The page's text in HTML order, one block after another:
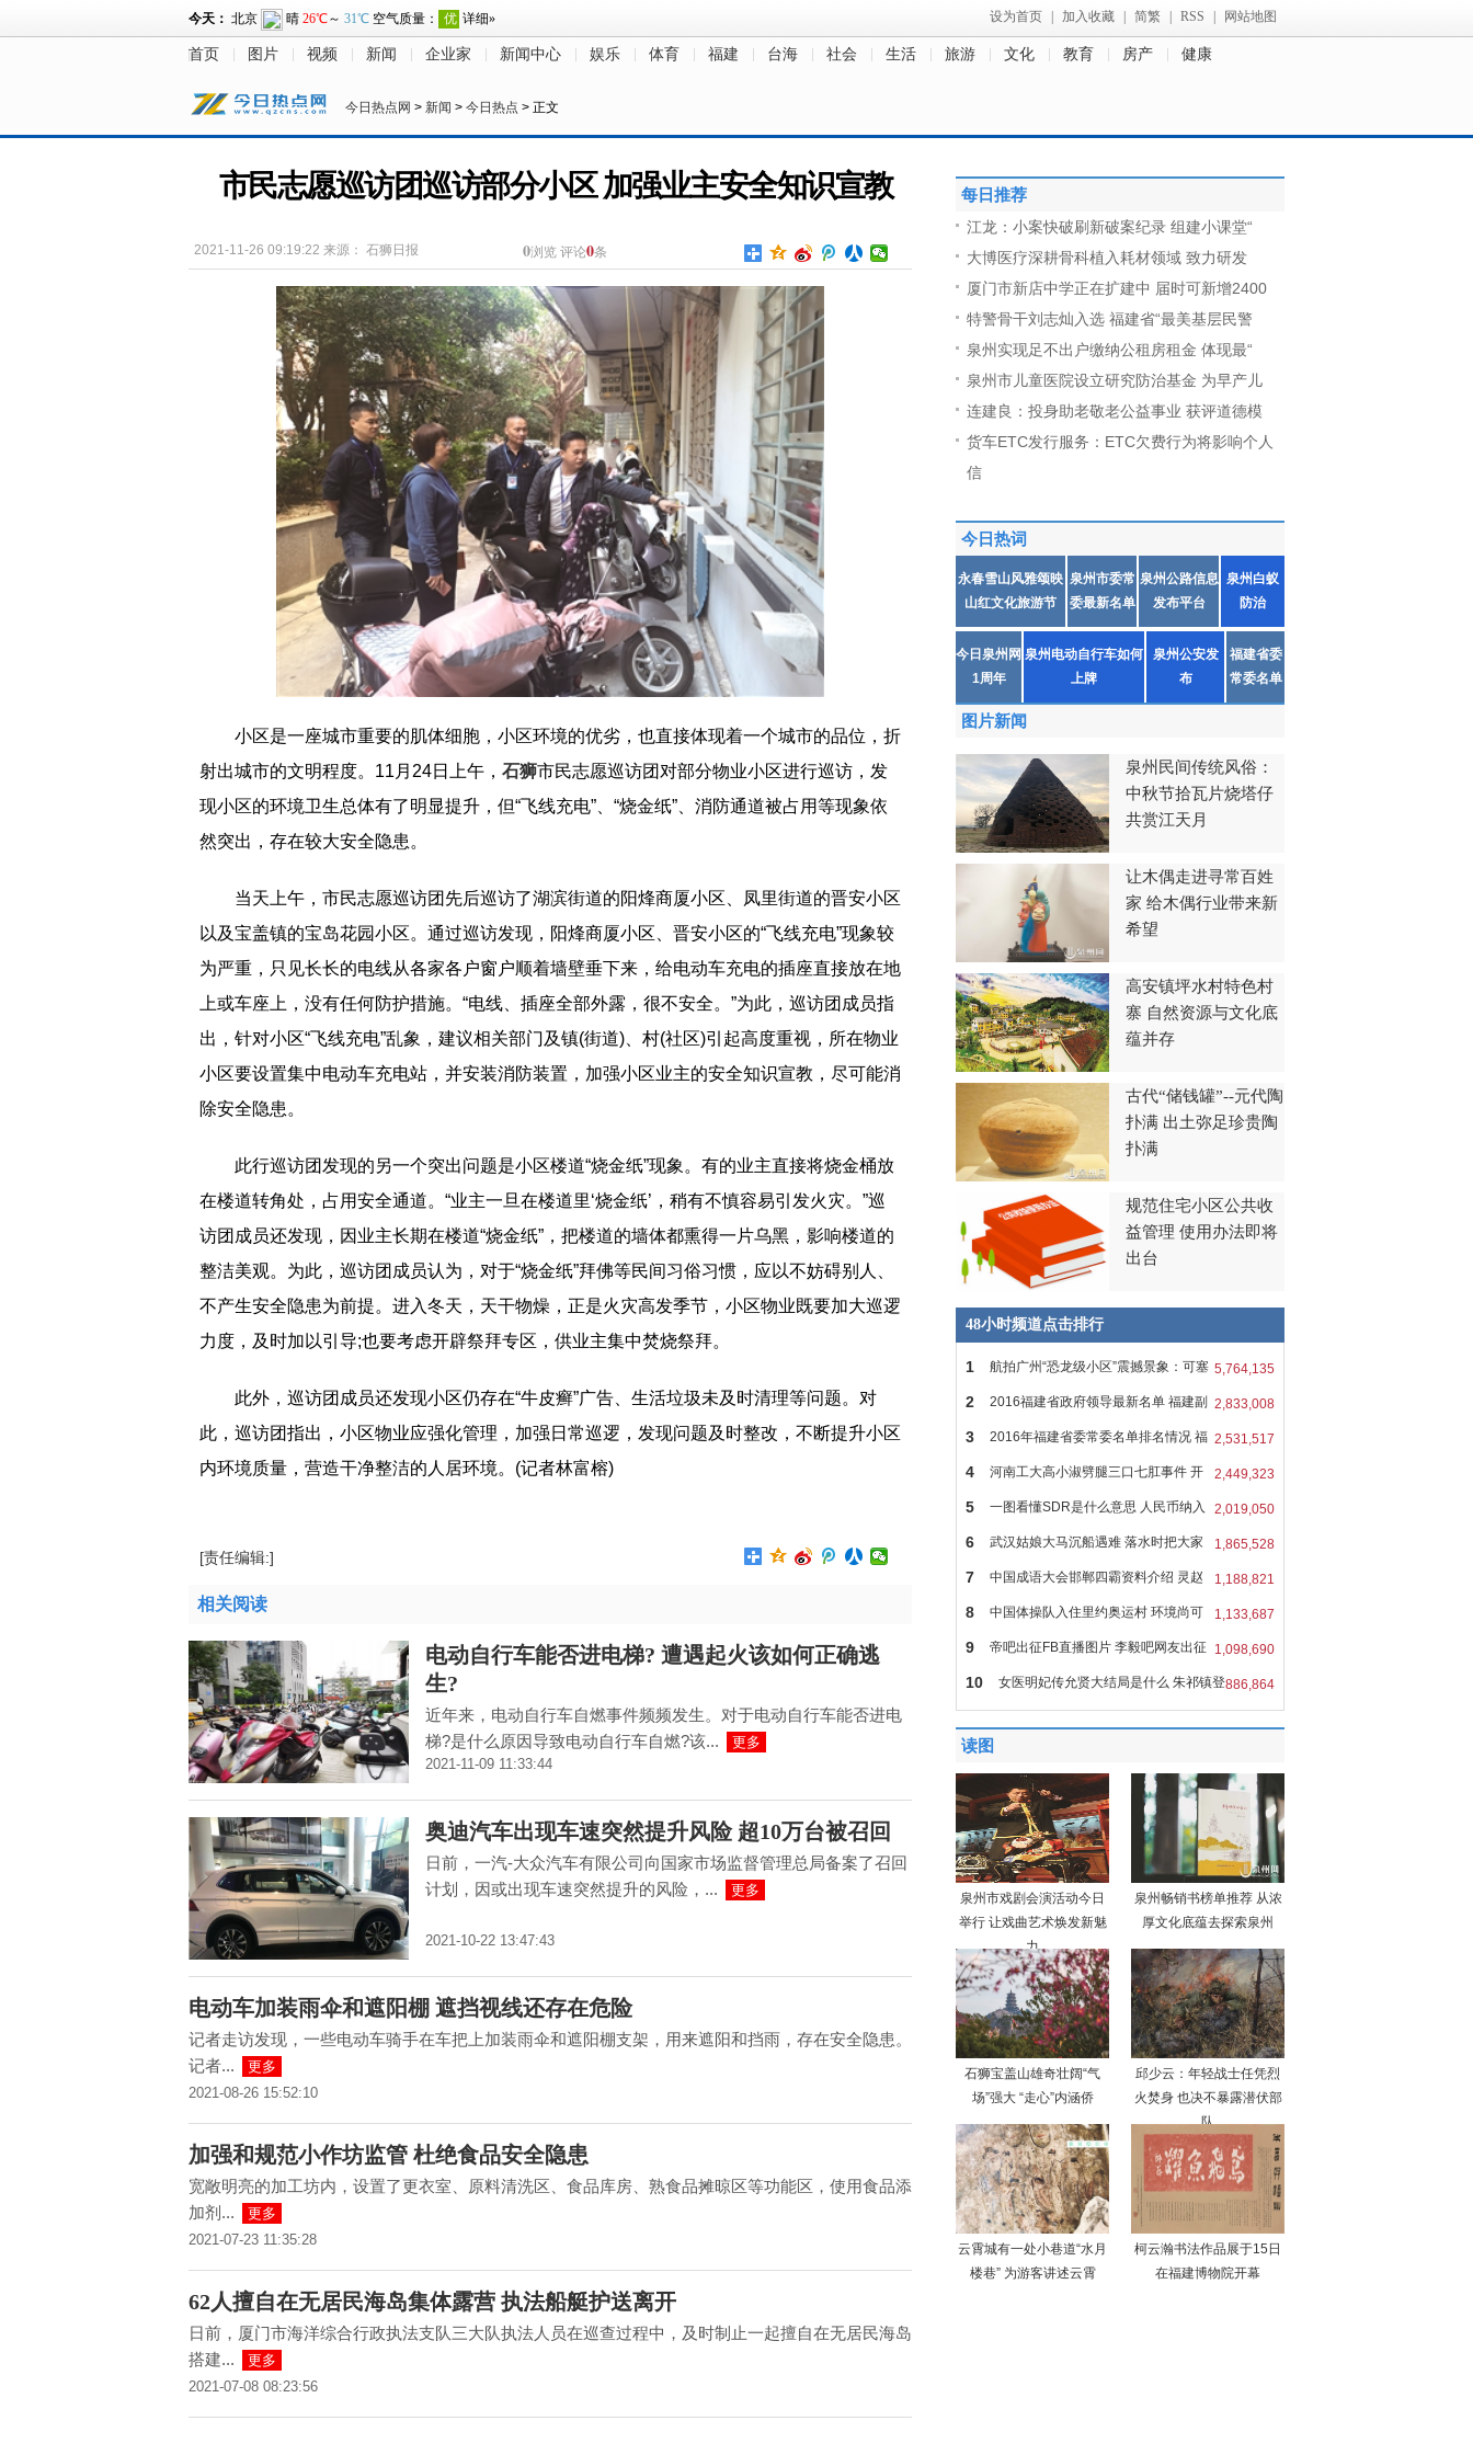
设为首页 加入收藏 简繁 RSS 网站地图
首页 图片 视频 新闻 企业家 新闻中心 娱乐 体育 福建 台海 社会 生活 旅游 文化 教育 房产 健康
今日热点网 > 新闻 > 今日热点 > 正文
市民志愿巡访团巡访部分小区 加强业主安全知识宣教
2021-11-26 09:19:22 来源： 石狮日报 0浏览 评论0条
小区是一座城市重要的肌体细胞，小区环境的优劣，也直接体现着一个城市的品位，折
射出城市的文明程度。11月24日上午， 石狮市民志愿巡访团对部分物业小区进行巡访，发
现小区的环境卫生总体有了明显提升，但“飞线充电”、“烧金纸”、消防通道被占用等现象依
然突出，存在较大安全隐患。
当天上午，市民志愿巡访团先后巡访了湖滨街道的阳烽商厦小区、凤里街道的晋安小区
以及宝盖镇的宝岛花园小区。通过巡访发现，阳烽商厦小区、晋安小区的“飞线充电”现象较
为严重，只见长长的电线从各家各户窗户顺着墙壁垂下来，给电动车充电的插座直接放在地
上或车座上，没有任何防护措施。“电线、插座全部外露，很不安全。”为此，巡访团成员指
出，针对小区“飞线充电”乱象，建议相关部门及镇(街道)、村(社区)引起高度重视，所在物业
小区要设置集中电动车充电站，并安装消防装置，加强小区业主的安全知识宣教，尽可能消
除安全隐患。
此行巡访团发现的另一个突出问题是小区楼道“烧金纸”现象。有的业主直接将烧金桶放
在楼道转角处，占用安全通道。“业主一旦在楼道里‘烧金纸’，稍有不慎容易引发火灾。”巡
访团成员还发现，因业主长期在楼道“烧金纸”，把楼道的墙体都熏得一片乌黑，影响楼道的
整洁美观。为此，巡访团成员认为，对于“烧金纸”拜佛等民间习俗习惯，应以不妨碍别人、
不产生安全隐患为前提。进入冬天，天干物燥，正是火灾高发季节，小区物业既要加大巡逻
力度，及时加以引导;也要考虑开辟祭拜专区，供业主集中焚烧祭拜。
此外，巡访团成员还发现小区仍存在“牛皮癣”广告、生活垃圾未及时清理等问题。对
此，巡访团指出，小区物业应强化管理，加强日常巡逻，发现问题及时整改，不断提升小区
内环境质量，营造干净整洁的人居环境。(记者林富榕)
[责任编辑:]
相关阅读
电动自行车能否进电梯? 遭遇起火该如何正确逃
生?
近年来，电动自行车自燃事件频频发生。对于电动自行车能否进电
梯?是什么原因导致电动自行车自燃?该...
更多
2021-11-09 11:33:44
奥迪汽车出现车速突然提升风险 超10万台被召回
日前，一汽-大众汽车有限公司向国家市场监督管理总局备案了召回
计划，因或出现车速突然提升的风险，...
更多
2021-10-22 13:47:43
电动车加装雨伞和遮阳棚 遮挡视线还存在危险
记者走访发现，一些电动车骑手在车把上加装雨伞和遮阳棚支架，用来遮阳和挡雨，存在安全隐患。
记者...
更多
2021-08-26 15:52:10
加强和规范小作坊监管 杜绝食品安全隐患
宽敞明亮的加工坊内，设置了更衣室、原料清洗区、食品库房、熟食品摊晾区等功能区，使用食品添
加剂...
更多
2021-07-23 11:35:28
62人擅自在无居民海岛集体露营 执法船艇护送离开
日前，厦门市海洋综合行政执法支队三大队执法人员在巡查过程中，及时制止一起擅自在无居民海岛
搭建...
更多
2021-07-08 08:23:56
每日推荐
江龙：小案快破刷新破案纪录 组建小课堂“
大博医疗深耕骨科植入耗材领域 致力研发
厦门市新店中学正在扩建中 届时可新增2400
特警骨干刘志灿入选 福建省“最美基层民警
泉州实现足不出户缴纳公租房租金 体现最“
泉州市儿童医院设立研究防治基金 为早产儿
连建良：投身助老敬老公益事业 获评道德模
货车ETC发行服务：ETC欠费行为将影响个人
信
今日热词
永春雪山风雅颂映
山红文化旅游节
泉州市委常
委最新名单
泉州公路信息
发布平台
泉州白蚁
防治
今日泉州网
1周年
泉州电动自行车如何
上牌
泉州公安发
布
福建省委
常委名单
图片新闻
泉州民间传统风俗：
中秋节拾瓦片烧塔仔
共赏江天月
让木偶走进寻常百姓
家 给木偶行业带来新
希望
高安镇坪水村特色村
寨 自然资源与文化底
蕴并存
古代“储钱罐”--元代陶
扑满 出土弥足珍贵陶
扑满
规范住宅小区公共收
益管理 使用办法即将
出台
48小时频道点击排行
5,764,135
1 航拍广州“恐龙级小区”震撼景象：可塞
2,833,008
2 2016福建省政府领导最新名单 福建副
省 2,531,517
3 2016年福建省委常委名单排名情况 福
建 2,449,323
4 河南工大高小淑劈腿三口七肛事件 开
房 2,019,050
5 一图看懂SDR是什么意思 人民币纳入
SDR 1,865,528
6 武汉姑娘大马沉船遇难 落水时把大家
的 1,188,821
7 中国成语大会邯郸四霸资料介绍 灵赵
菡 1,133,687
8 中国体操队入住里约奥运村 环境尚可
但 1,098,690
9 帝吧出征FB直播图片 李毅吧网友出征
脸 886,864
10 女医明妃传允贤大结局是什么 朱祁镇登
读图
泉州市戏剧会演活动今日
举行 让戏曲艺术焕发新魅
力
泉州畅销书榜单推荐 从浓
厚文化底蕴去探索泉州
石狮宝盖山雄奇壮阔“气
场”强大 “走心”内涵侨
邱少云：年轻战士任凭烈
火焚身 也决不暴露潜伏部
队
云霄城有一处小巷道“水月
楼巷” 为游客讲述云霄
柯云瀚书法作品展于15日
在福建博物院开幕